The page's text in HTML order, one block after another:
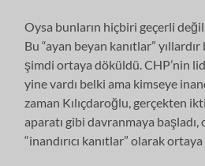
Oysa bunların hiçbiri geçerli
Bu “ayan beyan kanıtlar”
şimdi ortaya döküldü. CHP’nin
yine vardı belki ama kimseye
zaman Kılıçdaroğlu, gerçekten
aparatı gibi davranmaya başladı,
“inandırıcı kanıtlar” olarak